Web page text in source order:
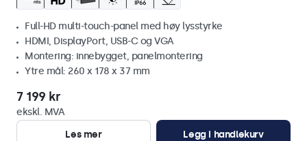
Full-HD multi-touch-panel med høy lysstyrke
HDMI, DisplayPort, USB-C og VGA
Montering: innebygget, panelmontering
Ytre mål: 260 x 178 x 37 mm
7 199 kr
ekskl. MVA
Les mer
Legg i handlekurv